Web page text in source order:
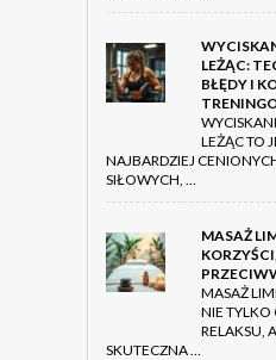
LEŻĄC:
BŁĘDY I
LEŻĄC TO
NAJBARDZIEJ
SIŁOWYCH, …
MASAŻ
MASAŻ
NIE TYLKO
RELAKSU,
SKUTECZNA …